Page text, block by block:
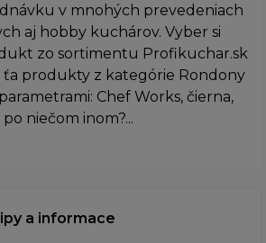
v mnohých prevedeniach
aj hobby kuchárov. Vyber si
zo sortimentu Profikuchar.sk
ťa produkty z kategórie Rondony
Chef Works, čierna,
niečom inom?...
a informace